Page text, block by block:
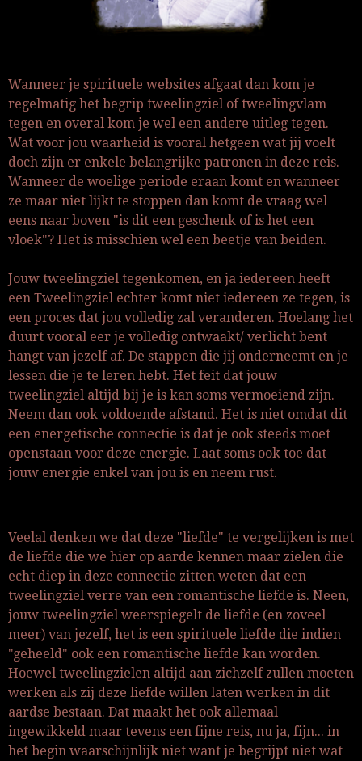
Wanneer je spirituele websites afgaat dan kom je
regelmatig het begrip tweelingziel of tweelingvlam
tegen en overal kom je wel een andere uitleg tegen.
Wat voor jou waarheid is vooral hetgeen wat jij voelt
doch zijn er enkele belangrijke patronen in deze reis.
Wanneer de woelige periode eraan komt en wanneer
ze maar niet lijkt te stoppen dan komt de vraag wel
eens naar boven "is dit een geschenk of is het een
vloek"? Het is misschien wel een beetje van beiden.
Jouw tweelingziel tegenkomen, en ja iedereen heeft
een Tweelingziel echter komt niet iedereen ze tegen, is
een proces dat jou volledig zal veranderen. Hoelang het
duurt vooral eer je volledig ontwaakt/ verlicht bent
hangt van jezelf af. De stappen die jij onderneemt en je
lessen die je te leren hebt. Het feit dat jouw
tweelingziel altijd bij je is kan soms vermoeiend zijn.
Neem dan ook voldoende afstand. Het is niet omdat dit
een energetische connectie is dat je ook steeds moet
openstaan voor deze energie. Laat soms ook toe dat
jouw energie enkel van jou is en neem rust.
Veelal denken we dat deze "liefde" te vergelijken is met
de liefde die we hier op aarde kennen maar zielen die
echt diep in deze connectie zitten weten dat een
tweelingziel verre van een romantische liefde is. Neen,
jouw tweelingziel weerspiegelt de liefde (en zoveel
meer) van jezelf, het is een spirituele liefde die indien
"geheeld" ook een romantische liefde kan worden.
Hoewel tweelingzielen altijd aan zichzelf zullen moeten
werken als zij deze liefde willen laten werken in dit
aardse bestaan. Dat maakt het ook allemaal
ingewikkeld maar tevens een fijne reis, nu ja, fijn... in
het begin waarschijnlijk niet want je begrijpt niet wat